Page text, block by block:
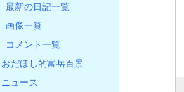
最新の日記一覧
画像一覧
コメント一覧
おだほし的富岳百景
ニュース